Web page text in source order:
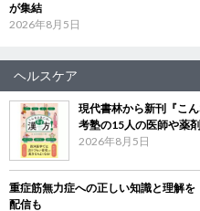
が集結
2026年8月5日
ヘルスケア
現代書林から新刊『こ
考塾の15人の医師や薬
2026年8月5日
重症筋無力症への正しい知識と理解
配信も